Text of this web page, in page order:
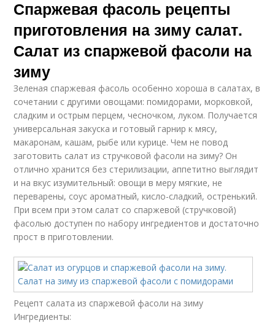
Спаржевая фасоль рецепты
приготовления на зиму салат.
Салат из спаржевой фасоли на
зиму
Зеленая спаржевая фасоль особенно хороша в салатах, в
сочетании с другими овощами: помидорами, морковкой,
сладким и острым перцем, чесночком, луком. Получается
универсальная закуска и готовый гарнир к мясу,
макаронам, кашам, рыбе или курице. Чем не повод
заготовить салат из стручковой фасоли на зиму? Он
отлично хранится без стерилизации, аппетитно выглядит
и на вкус изумительный: овощи в меру мягкие, не
переварены, соус ароматный, кисло-сладкий, остренький.
При всем при этом салат со спаржевой (стручковой)
фасолью доступен по набору ингредиентов и достаточно
прост в приготовлении.
Рецепт салата из спаржевой фасоли на зиму
Ингредиенты: